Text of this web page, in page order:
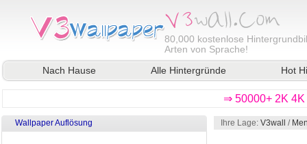
80,000 kostenlose
Arten von Sprache!
Nach Hause
Alle Hintergründe Hot
⇒ 50000+ 2K
Wallpaper Auflösung Ihre Lage: V3wall /